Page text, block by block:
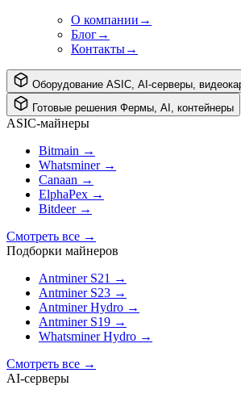
О компании →
Блог→
Контакты→
Оборудование ASIC, AI-серверы,
Готовые решения Фермы, AI, контейнеры
ASIC-майнеры
Bitmain →
Whatsminer →
Canaan →
ElphaPex →
Bitdeer →
Смотреть все →
Подборки майнеров
Antminer S21 →
Antminer S23 →
Antminer Hydro →
Antminer S19 →
Whatsminer Hydro →
Смотреть все →
AI‑серверы